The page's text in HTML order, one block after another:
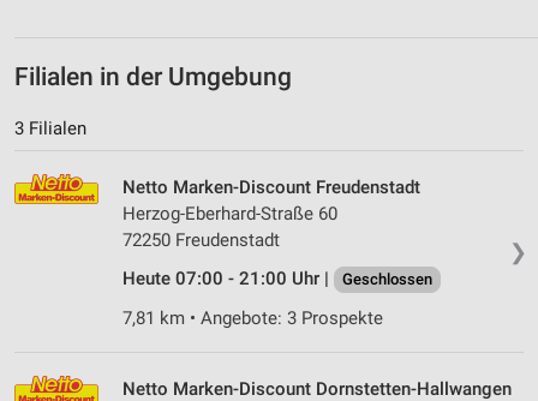
Filialen in der Umgebung
3 Filialen
❯
Netto Marken-Discount Freudenstadt
Herzog-Eberhard-Straße 60
72250 Freudenstadt
Heute 07:00 - 21:00 Uhr |
Geschlossen
7,81 km • Angebote: 3 Prospekte
Netto Marken-Discount Dornstetten-Hallwangen